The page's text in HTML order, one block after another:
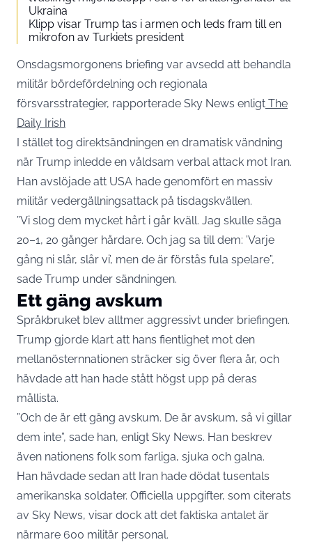
Ukraina
Klipp visar Trump tas i armen och leds fram till en
mikrofon av Turkiets president
Onsdagsmorgonens briefing var avsedd att behandla
militär bördefördelning och regionala
försvarsstrategier, rapporterade Sky News enligt The
Daily Irish
I stället tog direktsändningen en dramatisk vändning
när Trump inledde en våldsam verbal attack mot Iran.
Han avslöjade att USA hade genomfört en massiv
militär vedergällningsattack på tisdagskvällen.
”Vi slog dem mycket hårt i går kväll. Jag skulle säga
20–1, 20 gånger hårdare. Och jag sa till dem: ’Varje
gång ni slår, slår vi’, men de är förstås fula spelare”,
sade Trump under sändningen.
Ett gäng avskum
Språkbruket blev alltmer aggressivt under briefingen.
Trump gjorde klart att hans fientlighet mot den
mellanösternnationen sträcker sig över flera år, och
hävdade att han hade stått högst upp på deras
mållista.
”Och de är ett gäng avskum. De är avskum, så vi gillar
dem inte”, sade han, enligt Sky News. Han beskrev
även nationens folk som farliga, sjuka och galna.
Han hävdade sedan att Iran hade dödat tusentals
amerikanska soldater. Officiella uppgifter, som citerats
av Sky News, visar dock att det faktiska antalet är
närmare 600 militär personal.